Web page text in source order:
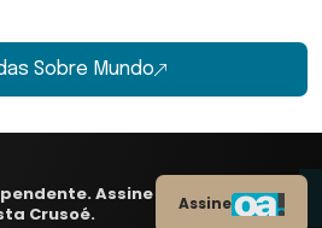
Sobre Mundo
Assine
Crusoé.
Assine